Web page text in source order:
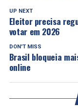
UP NEXT
Eleitor precisa
votar em 2026
DON'T MISS
Brasil bloqueia
online